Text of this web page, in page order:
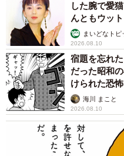
した腕で愛
んともウット
まいどなトピ
2026.08.10
宿題を忘れ
だった昭和
けられた恐
海川 まこと
2026.08.10